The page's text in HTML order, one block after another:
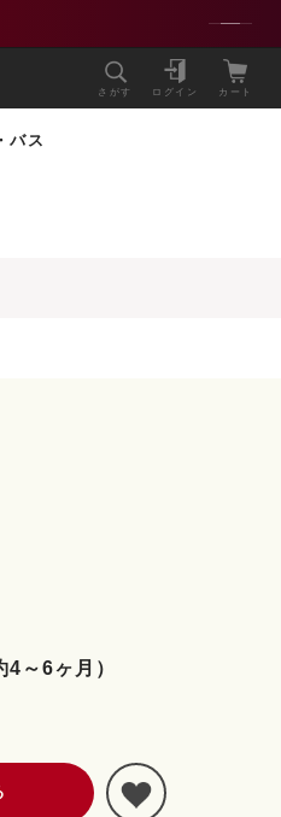
さがす ログイン カート
バス
～6ヶ月）